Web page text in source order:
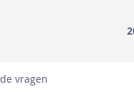
vragen